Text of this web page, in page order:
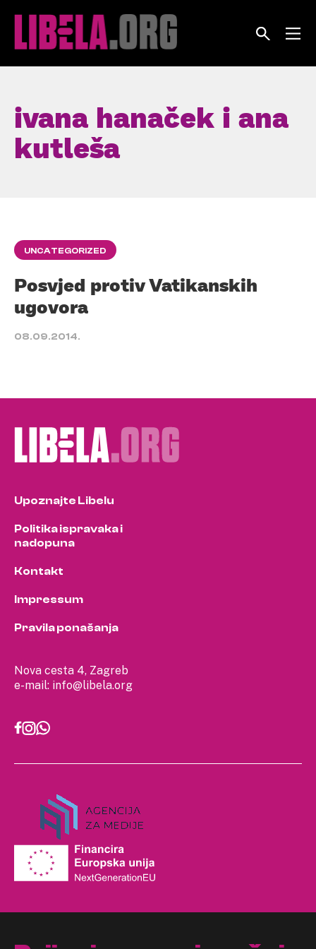
ivana hanaček i ana
kutleša
UNCATEGORIZED
Posvjed protiv Vatikanskih
ugovora
08.09.2014.
Nova cesta 4, Zagreb
e-mail: info@libela.org
Upoznajte Libelu
Politika ispravaka i
nadopuna
Kontakt
Impressum
Pravila ponašanja